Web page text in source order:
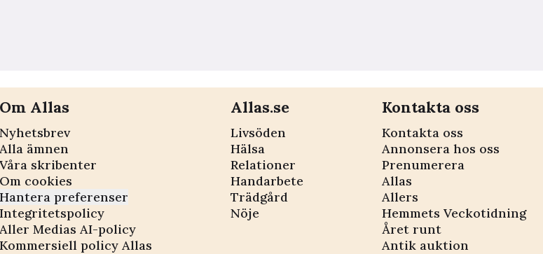
Om Allas
Nyhetsbrev
Alla ämnen
Våra skribenter
Om cookies
Hantera preferenser
Integritetspolicy
Aller Medias AI-policy
Kommersiell policy Allas
Allas.se
Livsöden
Hälsa
Relationer
Handarbete
Trädgård
Nöje
Kontakta oss
Kontakta oss
Annonsera hos oss
Prenumerera
Allas
Allers
Hemmets Veckotidning
Året runt
Antik auktion